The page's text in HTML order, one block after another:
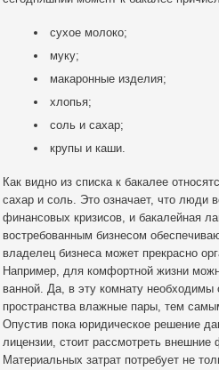
сухое молоко;
муку;
макаронные изделия;
хлопья;
соль и сахар;
крупы и каши.
Как видно из списка к бакалее
сахар и соль. Это означает, что люди
финансовых кризисов, и бакалейная
востребованным бизнесом
владелец бизнеса может прекрасно
Например, для комфортной жизни
ванной. Да, в эту комнату
пространства влажные пары, тем
Опустив пока юридическое решение
лицензии, стоит рассмотреть внешние
Материальных затрат потребует не